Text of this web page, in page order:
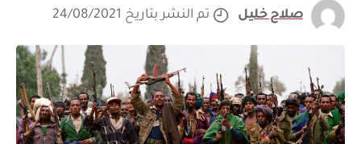
صلاح خليل تم النشر بتاريخ 24/08/2021